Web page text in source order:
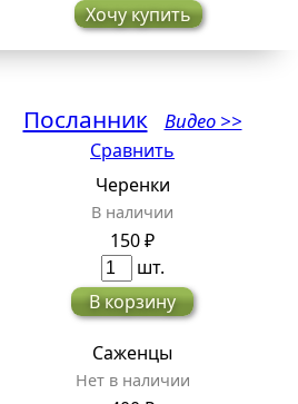
Хочу купить
Посланник Видео >>
Сравнить
Черенки
В наличии
150 ₽
шт.
В корзину
Саженцы
Нет в наличии